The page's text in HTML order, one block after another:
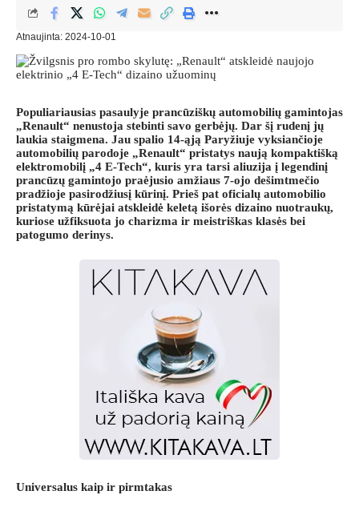
Atnaujinta: 2024-10-01
Populiariausias pasaulyje prancūziškų automobilių gamintojas
„Renault“ nenustoja stebinti savo gerbėjų. Dar šį rudenį jų
laukia staigmena. Jau spalio 14-ąją Paryžiuje vyksiančioje
automobilių parodoje „Renault“ pristatys naują kompaktišką
elektromobilį „4 E-Tech“, kuris yra tarsi aliuzija į legendinį
prancūzų gamintojo praėjusio amžiaus 7-ojo dešimtmečio
pradžioje pasirodžiusį kūrinį. Prieš pat oficialų automobilio
pristatymą kūrėjai atskleidė keletą išorės dizaino nuotraukų,
kuriose užfiksuota jo charizma ir meistriškas klasės bei
patogumo derinys.
Universalus kaip ir pirmtakas